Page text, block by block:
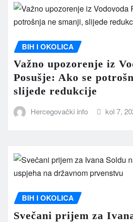
BIH I OKOLICA
Važno upozorenje iz
Posušje: Ako se
slijede redukcije
Hercegovački info kol 7,
BIH I OKOLICA
Svečani prijem za